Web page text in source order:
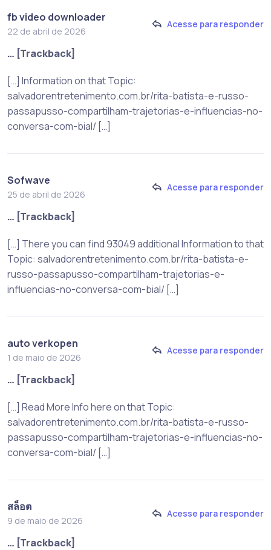
fb video downloader
22 de abril de 2026
Acesse para responder
… [Trackback]
[…] Information on that Topic:
salvadorentretenimento.com.br/rita-batista-e-russo-
passapusso-compartilham-trajetorias-e-influencias-no-
conversa-com-bial/ […]
Sofwave
25 de abril de 2026
Acesse para responder
… [Trackback]
[…] There you can find 93049 additional Information to that
Topic: salvadorentretenimento.com.br/rita-batista-e-
russo-passapusso-compartilham-trajetorias-e-
influencias-no-conversa-com-bial/ […]
auto verkopen
1 de maio de 2026
Acesse para responder
… [Trackback]
[…] Read More Info here on that Topic:
salvadorentretenimento.com.br/rita-batista-e-russo-
passapusso-compartilham-trajetorias-e-influencias-no-
conversa-com-bial/ […]
สล็อต
9 de maio de 2026
Acesse para responder
… [Trackback]